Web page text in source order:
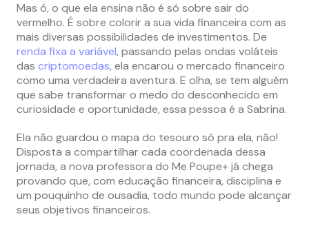
Mas ó, o que ela ensina não é só sobre sair do
vermelho. É sobre colorir a sua vida financeira com as
mais diversas possibilidades de investimentos. De
renda fixa a variável, passando pelas ondas voláteis
das criptomoedas, ela encarou o mercado financeiro
como uma verdadeira aventura. E olha, se tem alguém
que sabe transformar o medo do desconhecido em
curiosidade e oportunidade, essa pessoa é a Sabrina.
Ela não guardou o mapa do tesouro só pra ela, não!
Disposta a compartilhar cada coordenada dessa
jornada, a nova professora do Me Poupe+ já chega
provando que, com educação financeira, disciplina e
um pouquinho de ousadia, todo mundo pode alcançar
seus objetivos financeiros.